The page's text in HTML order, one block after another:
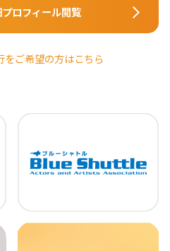
ロフィール閲覧
ご希望の方はこちら